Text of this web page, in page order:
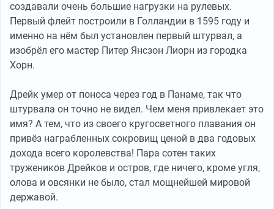
создавали очень большие нагрузки на рулевых.
Первый флейт построили в Голландии в 1595 году и
именно на нём был установлен первый штурвал, а
изобрёл его мастер Питер Янсзон Лиорн из городка
Хорн.
Дрейк умер от поноса через год в Панаме, так что
штурвала он точно не видел. Чем меня привлекает это
имя? А тем, что из своего кругосветного плавания он
привёз награбленных сокровищ ценой в два годовых
дохода всего королевства! Пара сотен таких
тружеников Дрейков и остров, где ничего, кроме угля,
олова и овсянки не было, стал мощнейшей мировой
державой.